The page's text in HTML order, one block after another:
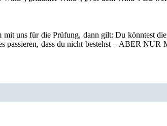
mit uns für die Prüfung, dann gilt: Du könntest
passieren, dass du nicht bestehst – ABER